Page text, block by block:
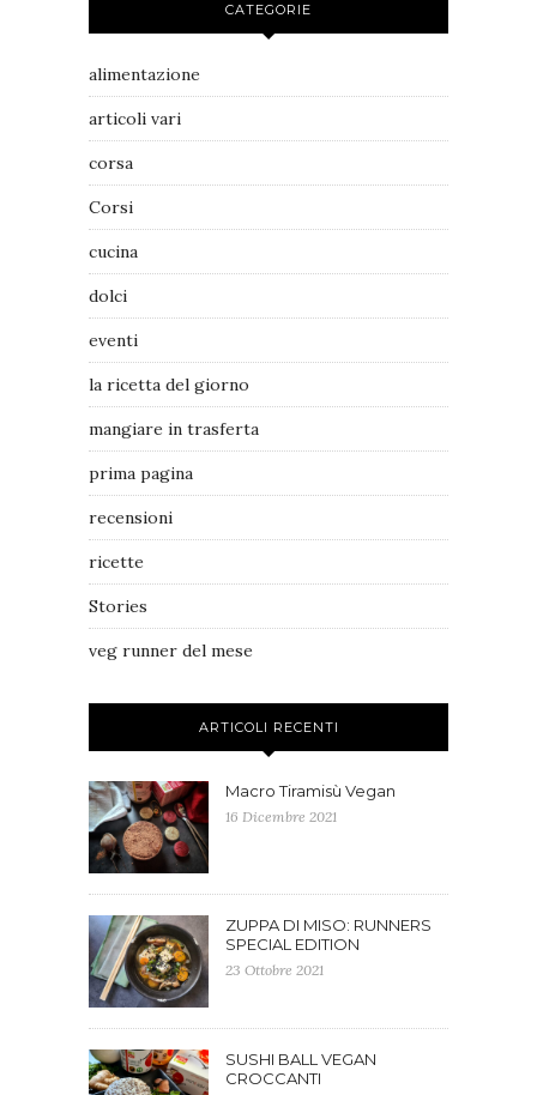
CATEGORIE
alimentazione
articoli vari
corsa
Corsi
cucina
dolci
eventi
la ricetta del giorno
mangiare in trasferta
prima pagina
recensioni
ricette
Stories
veg runner del mese
ARTICOLI RECENTI
Macro Tiramisù Vegan
16 Dicembre 2021
ZUPPA DI MISO: RUNNERS
SPECIAL EDITION
23 Ottobre 2021
SUSHI BALL VEGAN
CROCCANTI